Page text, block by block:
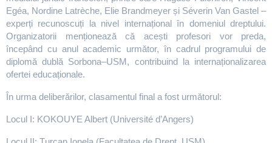
Egéa, Nordine Latrèche, Elie Brandmeyer și Séverin Van Gastel –
experți recunoscuți la nivel internațional în domeniul dreptului.
Organizatorii menționează că acești profesori vor preda,
începând cu anul academic următor, în cadrul programului de
diplomă dublă Sorbona–USM, contribuind la internaționalizarea
ofertei educaționale.
În urma deliberărilor, clasamentul final a fost următorul:
Locul I: KOKOUYE Albert (Université d’Angers)